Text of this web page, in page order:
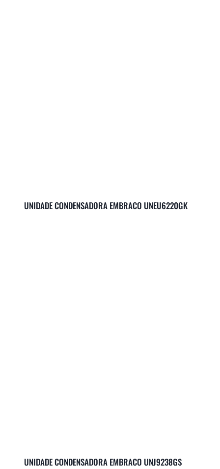
UNIDADE CONDENSADORA EMBRACO UNEU6220GK
UNIDADE CONDENSADORA EMBRACO UNJ9238GS